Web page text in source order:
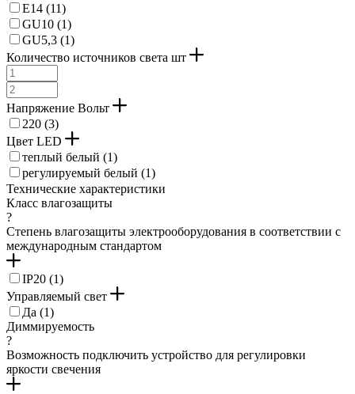
E14 (11)
GU10 (1)
GU5,3 (1)
Количество источников света шт
Напряжение Вольт
220 (3)
Цвет LED
теплый белый (1)
регулируемый белый (1)
Технические характеристики
Класс влагозащиты
?
Степень влагозащиты электрооборудования в соответствии с
международным стандартом
IP20 (1)
Управляемый свет
Да (1)
Диммируемость
?
Возможность подключить устройство для регулировки
яркости свечения